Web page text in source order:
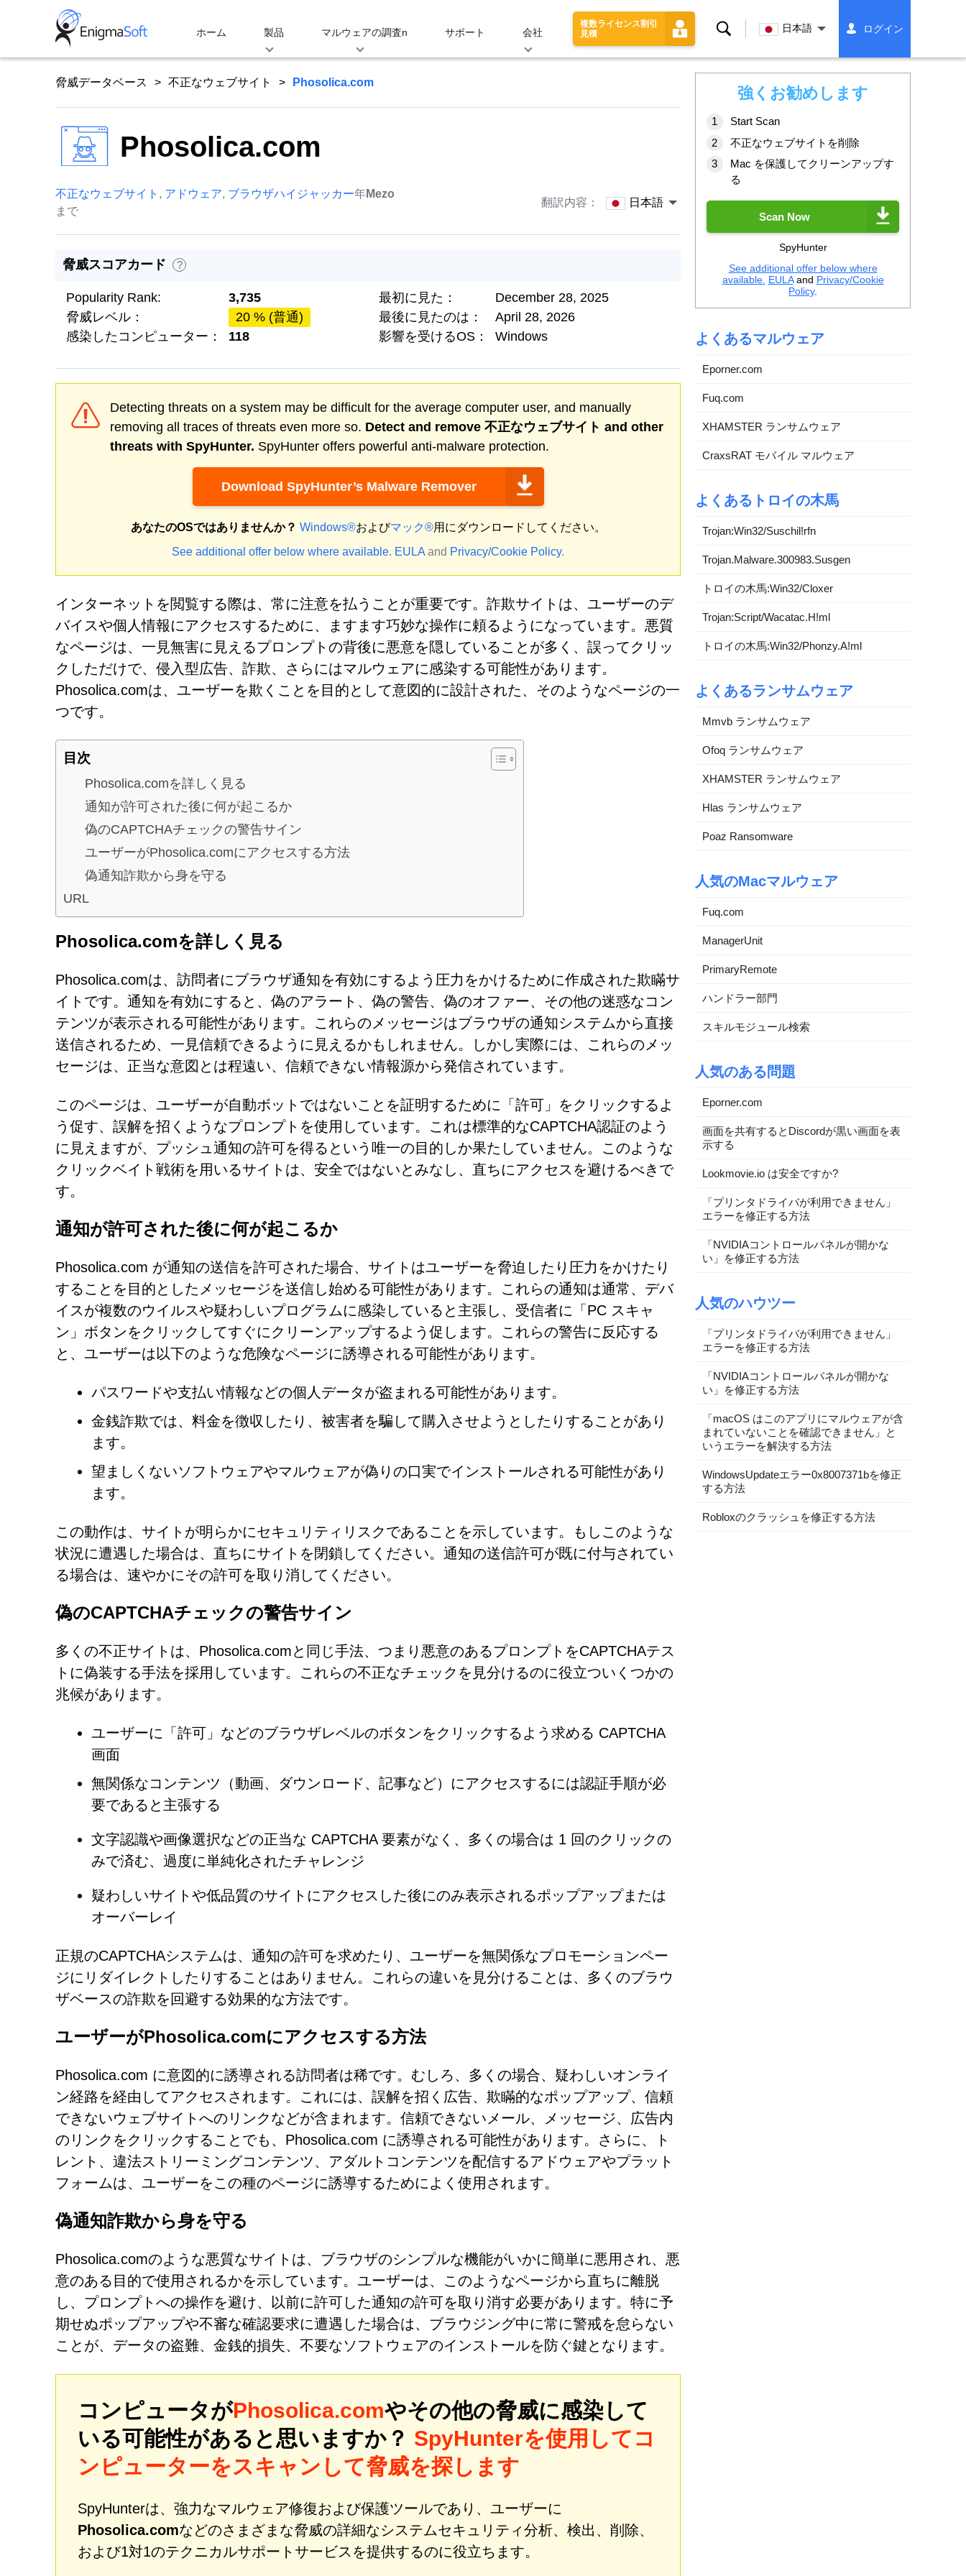
ホーム 製品 マルウェアの調査n サポート 会社
複数ライセンス割引
見積
検
日本語 ログイン
脅威データベース 不正なウェブサイト Phosolica.com
Phosolica.com
不正なウェブサイト , アドウェア, ブラウザハイジャッカー年Mezo
まで
翻訳内容： 日本語
脅威スコアカード ?
Popularity Rank:
3,735
脅威レベル：
20 % (普通)
感染したコンピューター：
118
最初に見た：
December 28, 2025
最後に見たのは：
April 28, 2026
影響を受けるOS：
Windows
Detecting threats on a system may be difficult for the average computer user, and manually
removing all traces of threats even more so. Detect and remove 不正なウェブサイト and other
threats with SpyHunter. SpyHunter offers powerful anti-malware protection.
Download SpyHunter’s Malware Remover
あなたのOSではありませんか？ Windows®およびマック®用にダウンロードしてください。
See additional offer below where available. EULA and Privacy/Cookie Policy.
インターネットを閲覧する際は、常に注意を払うことが重要です。詐欺サイトは、ユーザーのデ
バイスや個人情報にアクセスするために、ますます巧妙な操作に頼るようになっています。悪質
なページは、一見無害に見えるプロンプトの背後に悪意を隠していることが多く、誤ってクリッ
クしただけで、侵入型広告、詐欺、さらにはマルウェアに感染する可能性があります。
Phosolica.comは、ユーザーを欺くことを目的として意図的に設計された、そのようなページの一
つです。
目次
Phosolica.comを詳しく見る
通知が許可された後に何が起こるか
偽のCAPTCHAチェックの警告サイン
ユーザーがPhosolica.comにアクセスする方法
偽通知詐欺から身を守る
URL
Phosolica.comを詳しく見る
Phosolica.comは、訪問者にブラウザ通知を有効にするよう圧力をかけるために作成された欺瞞サ
イトです。通知を有効にすると、偽のアラート、偽の警告、偽のオファー、その他の迷惑なコン
テンツが表示される可能性があります。これらのメッセージはブラウザの通知システムから直接
送信されるため、一見信頼できるように見えるかもしれません。しかし実際には、これらのメッ
セージは、正当な意図とは程遠い、信頼できない情報源から発信されています。
このページは、ユーザーが自動ボットではないことを証明するために「許可」をクリックするよ
う促す、誤解を招くようなプロンプトを使用しています。これは標準的なCAPTCHA認証のよう
に見えますが、プッシュ通知の許可を得るという唯一の目的しか果たしていません。このような
クリックベイト戦術を用いるサイトは、安全ではないとみなし、直ちにアクセスを避けるべきで
す。
通知が許可された後に何が起こるか
Phosolica.com が通知の送信を許可された場合、サイトはユーザーを脅迫したり圧力をかけたり
することを目的としたメッセージを送信し始める可能性があります。これらの通知は通常、デバ
イスが複数のウイルスや疑わしいプログラムに感染していると主張し、受信者に「PC スキャ
ン」ボタンをクリックしてすぐにクリーンアップするよう促します。これらの警告に反応する
と、ユーザーは以下のような危険なページに誘導される可能性があります。
パスワードや支払い情報などの個人データが盗まれる可能性があります。
金銭詐欺では、料金を徴収したり、被害者を騙して購入させようとしたりすることがあり
ます。
望ましくないソフトウェアやマルウェアが偽りの口実でインストールされる可能性があり
ます。
この動作は、サイトが明らかにセキュリティリスクであることを示しています。もしこのような
状況に遭遇した場合は、直ちにサイトを閉鎖してください。通知の送信許可が既に付与されてい
る場合は、速やかにその許可を取り消してください。
偽のCAPTCHAチェックの警告サイン
多くの不正サイトは、Phosolica.comと同じ手法、つまり悪意のあるプロンプトをCAPTCHAテス
トに偽装する手法を採用しています。これらの不正なチェックを見分けるのに役立ついくつかの
兆候があります。
ユーザーに「許可」などのブラウザレベルのボタンをクリックするよう求める CAPTCHA
画面
無関係なコンテンツ（動画、ダウンロード、記事など）にアクセスするには認証手順が必
要であると主張する
文字認識や画像選択などの正当な CAPTCHA 要素がなく、多くの場合は 1 回のクリックの
みで済む、過度に単純化されたチャレンジ
疑わしいサイトや低品質のサイトにアクセスした後にのみ表示されるポップアップまたは
オーバーレイ
正規のCAPTCHAシステムは、通知の許可を求めたり、ユーザーを無関係なプロモーションペー
ジにリダイレクトしたりすることはありません。これらの違いを見分けることは、多くのブラウ
ザベースの詐欺を回避する効果的な方法です。
ユーザーがPhosolica.comにアクセスする方法
Phosolica.com に意図的に誘導される訪問者は稀です。むしろ、多くの場合、疑わしいオンライ
ン経路を経由してアクセスされます。これには、誤解を招く広告、欺瞞的なポップアップ、信頼
できないウェブサイトへのリンクなどが含まれます。信頼できないメール、メッセージ、広告内
のリンクをクリックすることでも、Phosolica.com に誘導される可能性があります。さらに、ト
レント、違法ストリーミングコンテンツ、アダルトコンテンツを配信するアドウェアやプラット
フォームは、ユーザーをこの種のページに誘導するためによく使用されます。
偽通知詐欺から身を守る
Phosolica.comのような悪質なサイトは、ブラウザのシンプルな機能がいかに簡単に悪用され、悪
意のある目的で使用されるかを示しています。ユーザーは、このようなページから直ちに離脱
し、プロンプトへの操作を避け、以前に許可した通知の許可を取り消す必要があります。特に予
期せぬポップアップや不審な確認要求に遭遇した場合は、ブラウジング中に常に警戒を怠らない
ことが、データの盗難、金銭的損失、不要なソフトウェアのインストールを防ぐ鍵となります。
コンピュータがPhosolica.comやその他の脅威に感染して
いる可能性があると思いますか？ SpyHunterを使用してコ
ンピューターをスキャンして脅威を探します
SpyHunterは、強力なマルウェア修復および保護ツールであり、ユーザーに
Phosolica.comなどのさまざまな脅威の詳細なシステムセキュリティ分析、検出、削除、
および1対1のテクニカルサポートサービスを提供するのに役立ちます。
強くお勧めします
Start Scan
不正なウェブサイトを削除
Mac を保護してクリーンアップす
る
Scan Now
SpyHunter
See additional offer below where
available. EULAand Privacy/Cookie
Policy.
よくあるマルウェア
Eporner.com
Fuq.com
XHAMSTER ランサムウェア
CraxsRAT モバイル マルウェア
よくあるトロイの木馬
Trojan:Win32/Suschil!rfn
Trojan.Malware.300983.Susgen
トロイの木馬:Win32/Cloxer
Trojan:Script/Wacatac.H!ml
トロイの木馬:Win32/Phonzy.A!ml
よくあるランサムウェア
Mmvb ランサムウェア
Ofoq ランサムウェア
XHAMSTER ランサムウェア
Hlas ランサムウェア
Poaz Ransomware
人気のMacマルウェア
Fuq.com
ManagerUnit
PrimaryRemote
ハンドラー部門
スキルモジュール検索
人気のある問題
Eporner.com
画面を共有するとDiscordが黒い画面を表
示する
Lookmovie.io は安全ですか?
「プリンタドライバが利用できません」
エラーを修正する方法
「NVIDIAコントロールパネルが開かな
い」を修正する方法
人気のハウツー
「プリンタドライバが利用できません」
エラーを修正する方法
「NVIDIAコントロールパネルが開かな
い」を修正する方法
「macOS はこのアプリにマルウェアが含
まれていないことを確認できません」と
いうエラーを解決する方法
WindowsUpdateエラー0x8007371bを修正
する方法
Robloxのクラッシュを修正する方法